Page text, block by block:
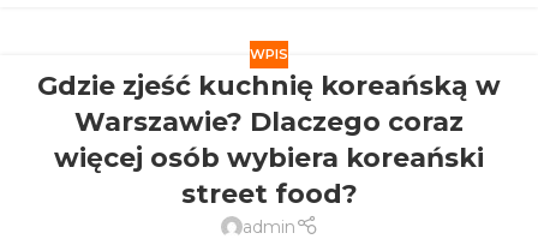
WPIS
Gdzie zjeść kuchnię koreańską w
Warszawie? Dlaczego coraz
więcej osób wybiera koreański
street food?
admin